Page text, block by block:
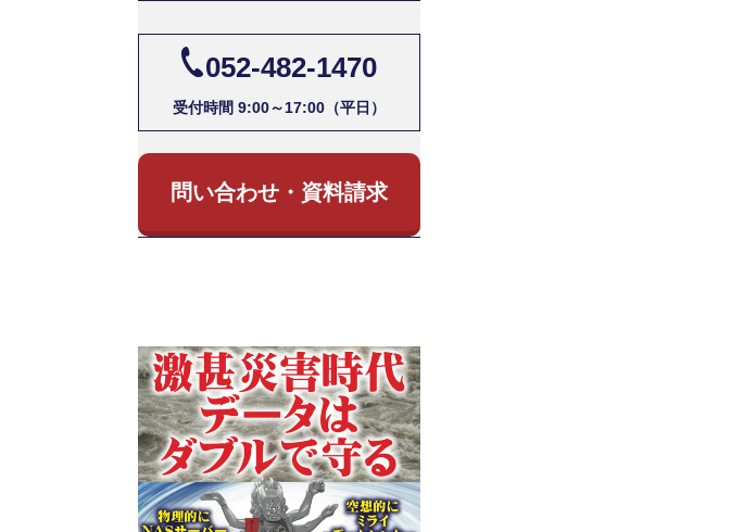
052-482-1470
受付時間 9:00～17:00（平日）
問い合わせ・資料請求